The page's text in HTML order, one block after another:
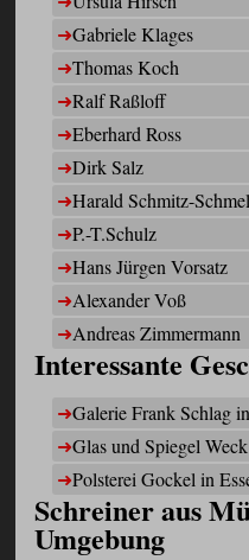
Gabriele Klages
Thomas Koch
Ralf Raßloff
Eberhard Ross
Dirk Salz
Harald Schmitz-
P.-T.Schulz
Hans Jürgen Vorsatz
Alexander Voß
Andreas Zimmermann
Interessante
Galerie Frank Schlag
Glas und Spiegel
Polsterei Gockel in
Schreiner aus
Umgebung